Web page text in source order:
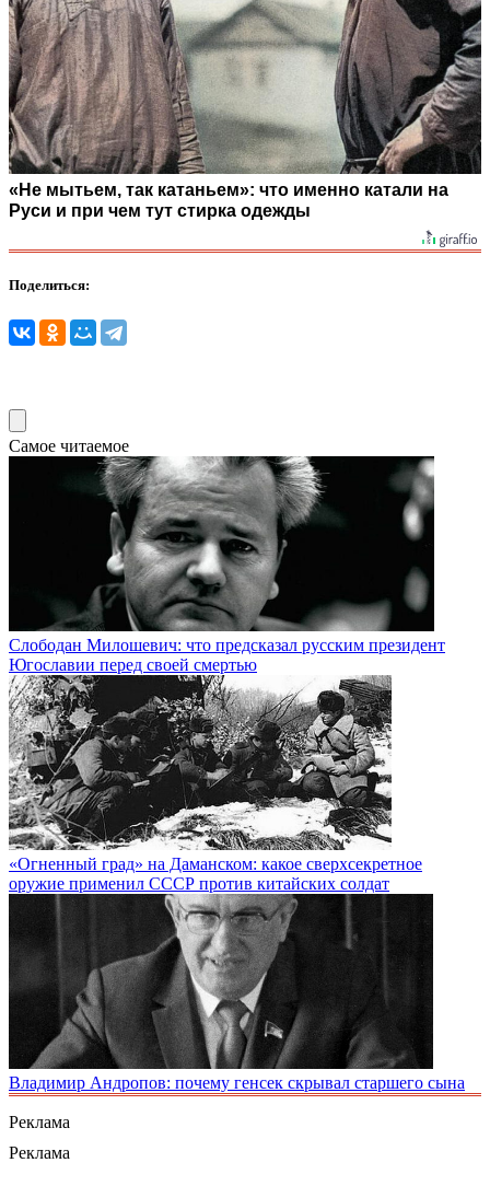
«Не мытьем, так катаньем»: что именно катали на
Руси и при чем тут стирка одежды
Поделиться:
Самое читаемое
Слободан Милошевич: что предсказал русским президент
Югославии перед своей смертью
«Огненный град» на Даманском: какое сверхсекретное
оружие применил СССР против китайских солдат
Владимир Андропов: почему генсек скрывал старшего сына
Реклама
Реклама